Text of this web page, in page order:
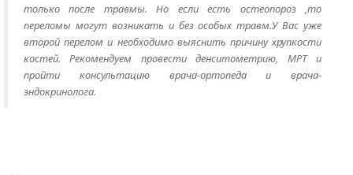
только после травмы. Но если есть остеопороз ,то
переломы могут возникать и без особых травм.У Вас уже
второй перелом и необходимо выяснить причину хрупкости
костей. Рекомендуем провести денситометрию, МРТ и
пройти консультацию врача-ортопеда и врача-
эндокринолога.